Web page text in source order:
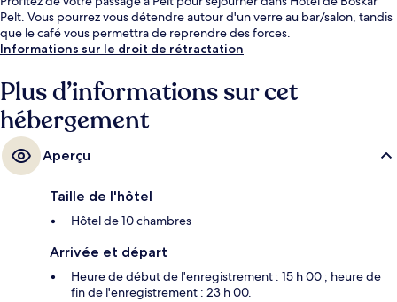
Pelt. Vous pourrez vous détendre autour d'un verre au bar/salon, tandis
que le café vous permettra de reprendre des forces.
Informations sur le droit de rétractation
Plus d’informations sur cet
hébergement
Aperçu
Taille de l'hôtel
Hôtel de 10 chambres
Arrivée et départ
Heure de début de l'enregistrement : 15 h 00 ; heure de
fin de l'enregistrement : 23 h 00.